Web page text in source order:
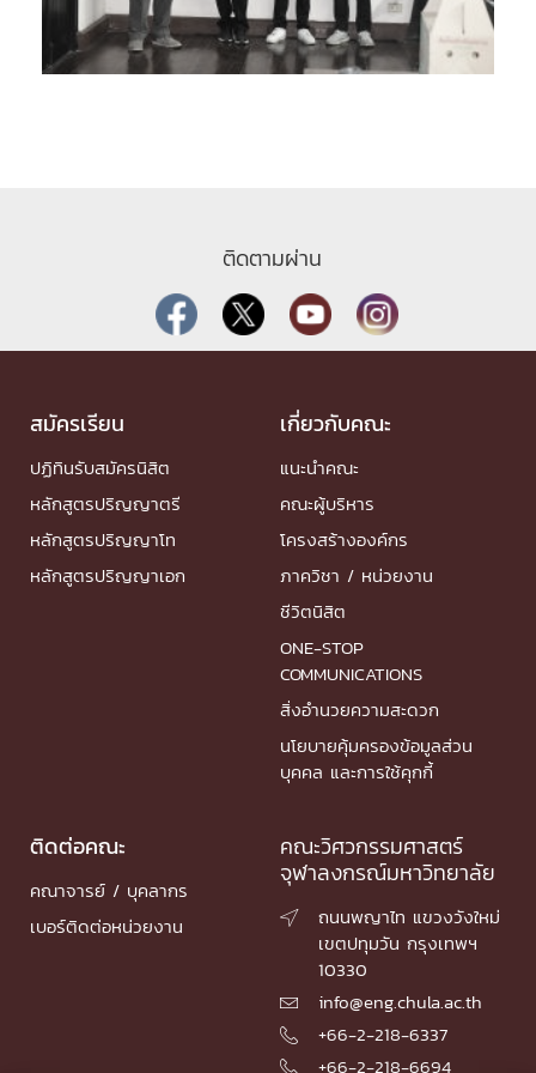
ติดตามผ่าน
สมัครเรียน
ปฏิทินรับสมัครนิสิต
หลักสูตรปริญญาตรี
หลักสูตรปริญญาโท
หลักสูตรปริญญาเอก
เกี่ยวกับคณะ
แนะนำคณะ
คณะผู้บริหาร
โครงสร้างองค์กร
ภาควิชา / หน่วยงาน
ชีวิตนิสิต
ONE-STOP
COMMUNICATIONS
สิ่งอำนวยความสะดวก
นโยบายคุ้มครองข้อมูลส่วน
บุคคล และการใช้คุกกี้
ติดต่อคณะ
คณาจารย์ / บุคลากร
เบอร์ติดต่อหน่วยงาน
คณะวิศวกรรมศาสตร์
จุฬาลงกรณ์มหาวิทยาลัย

ถนนพญาไท แขวงวังใหม่
เขตปทุมวัน กรุงเทพฯ
10330
 info@eng.chula.ac.th
 +66-2-218-6337
 +66-2-218-6694